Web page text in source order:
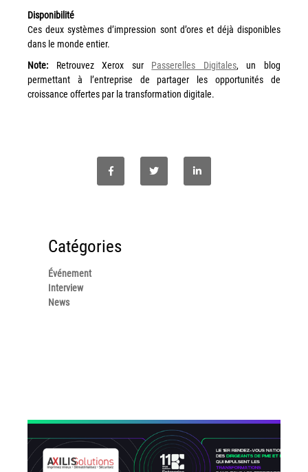
Villefranche Beaujolais
Vallée du Rhône
Notre offre grands comptes
Nos clients témoignent
Tel : 04 37 64 64 02
Guide GED
Contact
Disponibilité
Ces deux systèmes d’impression sont d’ores et déjà disponibles
dans le monde entier.
Note: Retrouvez Xerox sur Passerelles Digitales, un blog
permettant à l’entreprise de partager les opportunités de
croissance offertes par la transformation digitale.
Catégories
Événement
Interview
News